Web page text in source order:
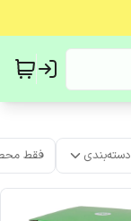
دسته‌بندی فقط